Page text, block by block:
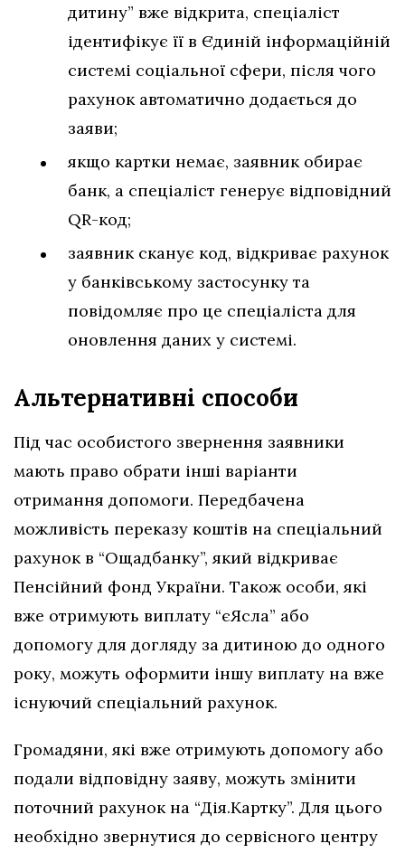
дитину” вже відкрита, спеціаліст
ідентифікує її в Єдиній інформаційній
системі соціальної сфери, після чого
рахунок автоматично додається до
заяви;
якщо картки немає, заявник обирає
банк, а спеціаліст генерує відповідний
QR-код;
заявник сканує код, відкриває рахунок
у банківському застосунку та
повідомляє про це спеціаліста для
оновлення даних у системі.
Альтернативні способи
Під час особистого звернення заявники
мають право обрати інші варіанти
отримання допомоги. Передбачена
можливість переказу коштів на спеціальний
рахунок в “Ощадбанку”, який відкриває
Пенсійний фонд України. Також особи, які
вже отримують виплату “єЯсла” або
допомогу для догляду за дитиною до одного
року, можуть оформити іншу виплату на вже
існуючий спеціальний рахунок.
Громадяни, які вже отримують допомогу або
подали відповідну заяву, можуть змінити
поточний рахунок на “Дія.Картку”. Для цього
необхідно звернутися до сервісного центру